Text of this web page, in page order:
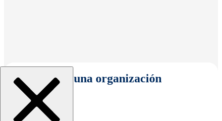
Seleccionar una organización